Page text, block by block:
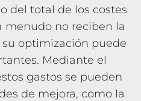
del total de los costes
menudo no reciben la
optimización puede
Mediante el
gastos se pueden
de mejora, como la